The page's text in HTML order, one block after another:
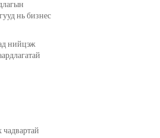
нь бизнес
нийцэж